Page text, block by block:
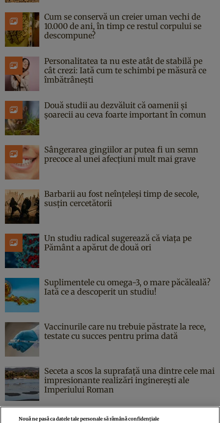
Cum se conservă un creier uman vechi de
10.000 de ani, în timp ce restul corpului se
descompune?
Personalitatea ta nu este atât de stabilă pe
cât crezi: Iată cum te schimbi pe măsură ce
îmbătrânești
Două studii au dezvăluit că oamenii și
șoarecii au ceva foarte important în comun
Sângerarea gingiilor ar putea fi un semn
precoce al unei afecțiuni mult mai grave
Barbarii au fost neînțeleși timp de secole,
susțin cercetătorii
Un studiu radical sugerează că viața pe
Pământ a apărut de două ori
Suplimentele cu omega-3, o mare păcăleală?
Iată ce a descoperit un studiu!
Vaccinurile care nu trebuie păstrate la rece,
testate cu succes pentru prima dată
Seceta a scos la suprafață una dintre cele mai
impresionante realizări inginerești ale
Imperiului Roman
Nouă ne pasă ca datele tale personale să rămână confidențiale